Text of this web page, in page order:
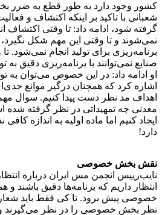
کشور وجود دارد به طور قطع به ضرر
شعبانی با تاکید بر اینکه اکتشاف و
گرفته شود، ادامه داد: تا وقتی اکتشاف
نمی‌شوند و تا وقتی این مهم شکل
برنامه‌ریزی برای تولید انجام نمی‌شود.
صنایع نمی‌توانند با برنامه‌ریزی دقیق به
اشاره کرد که همچنان درگیر موانع
اهداف مد نظر دست پیدا کنیم. سوال
معدنی چه تمهیداتی در نظر گرفته شده
ایجاد کنیم اما ماده اولیه به اندازه
دارد!
نقش بخش خصوصی
نایب‌رییس انجمن مس ایران درباره
انتظار داریم که برنامه‌ها دقیق
خصوصی پیش برود. تا کی فقط باید
نظر بخش خصوصی را در نظر می‌گیرند و